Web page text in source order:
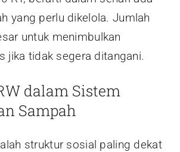
yang perlu dikelola. Jumlah
untuk menimbulkan
jika tidak segera ditangani.
dalam Sistem
Sampah
struktur sosial paling dekat